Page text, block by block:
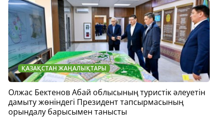
ҚАЗАҚСТАН ЖАҢАЛЫҚТАРЫ
Олжас Бектенов Абай облысының туристік әлеуетін
дамыту жөніндегі Президент тапсырмасының
орындалу барысымен танысты